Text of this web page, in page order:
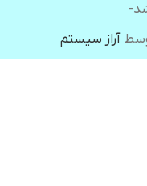
آراز سیستم